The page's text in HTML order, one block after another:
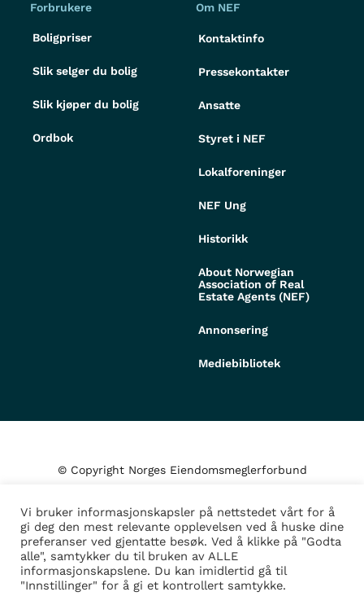
Forbrukere
Boligpriser
Slik selger du bolig
Slik kjøper du bolig
Ordbok
Om NEF
Kontaktinfo
Pressekontakter
Ansatte
Styret i NEF
Lokalforeninger
NEF Ung
Historikk
About Norwegian
Association of Real
Estate Agents (NEF)
Annonsering
Mediebibliotek
© Copyright Norges Eiendomsmeglerforbund
Personvern og cookies
Administrer samtykke
Design/Utvikling avFortress
Vi bruker informasjonskapsler på nettstedet vårt for å
gi deg den mest relevante opplevelsen ved å huske dine
preferanser ved gjentatte besøk. Ved å klikke på "Godta
alle", samtykker du til bruken av ALLE
informasjonskapslene. Du kan imidlertid gå til
"Innstillinger" for å gi et kontrollert samtykke.